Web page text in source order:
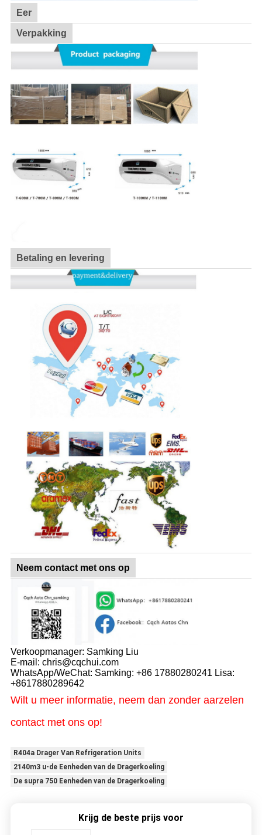
Eer
Verpakking
Betaling en levering
Neem contact met ons op
Verkoopmanager: Samking Liu
E-mail: chris@cqchui.com
WhatsApp/WeChat: Samking: +86 17880280241 Lisa:
+8617880289642
Wilt u meer informatie, neem dan zonder aarzelen
contact met ons op!
R404a Drager Van Refrigeration Units
2140m3 u-de Eenheden van de Dragerkoeling
De supra 750 Eenheden van de Dragerkoeling
Krijg de beste prijs voor